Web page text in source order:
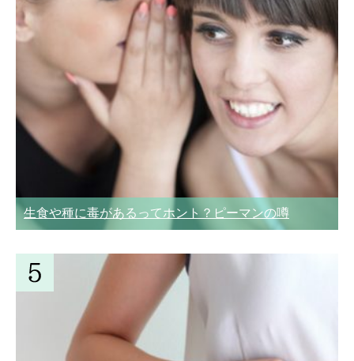
生食や種に毒があるってホント？ピーマンの噂